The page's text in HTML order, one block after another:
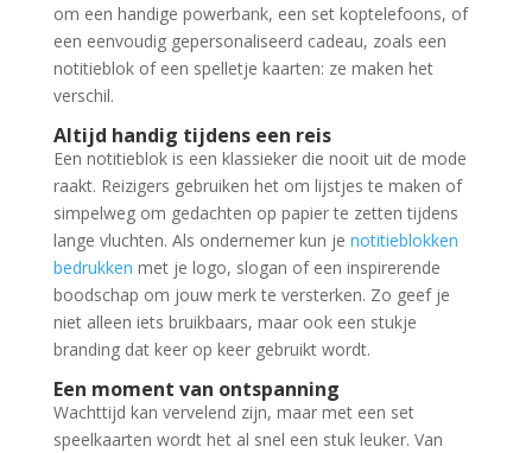
om een handige powerbank, een set koptelefoons, of
een eenvoudig gepersonaliseerd cadeau, zoals een
notitieblok of een spelletje kaarten: ze maken het
verschil.
Altijd handig tijdens een reis
Een notitieblok is een klassieker die nooit uit de mode
raakt. Reizigers gebruiken het om lijstjes te maken of
simpelweg om gedachten op papier te zetten tijdens
lange vluchten. Als ondernemer kun je notitieblokken
bedrukken met je logo, slogan of een inspirerende
boodschap om jouw merk te versterken. Zo geef je
niet alleen iets bruikbaars, maar ook een stukje
branding dat keer op keer gebruikt wordt.
Een moment van ontspanning
Wachttijd kan vervelend zijn, maar met een set
speelkaarten wordt het al snel een stuk leuker. Van